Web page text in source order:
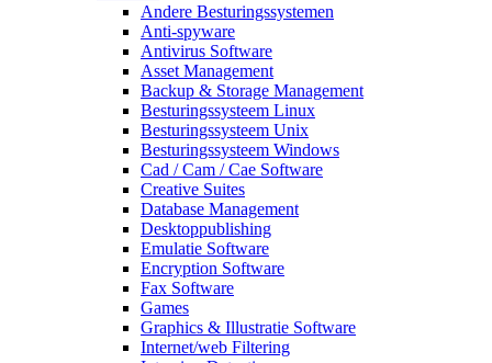
Andere Besturingssystemen
Anti-spyware
Antivirus Software
Asset Management
Backup & Storage Management
Besturingssysteem Linux
Besturingssysteem Unix
Besturingssysteem Windows
Cad / Cam / Cae Software
Creative Suites
Database Management
Desktoppublishing
Emulatie Software
Encryption Software
Fax Software
Games
Graphics & Illustratie Software
Internet/web Filtering